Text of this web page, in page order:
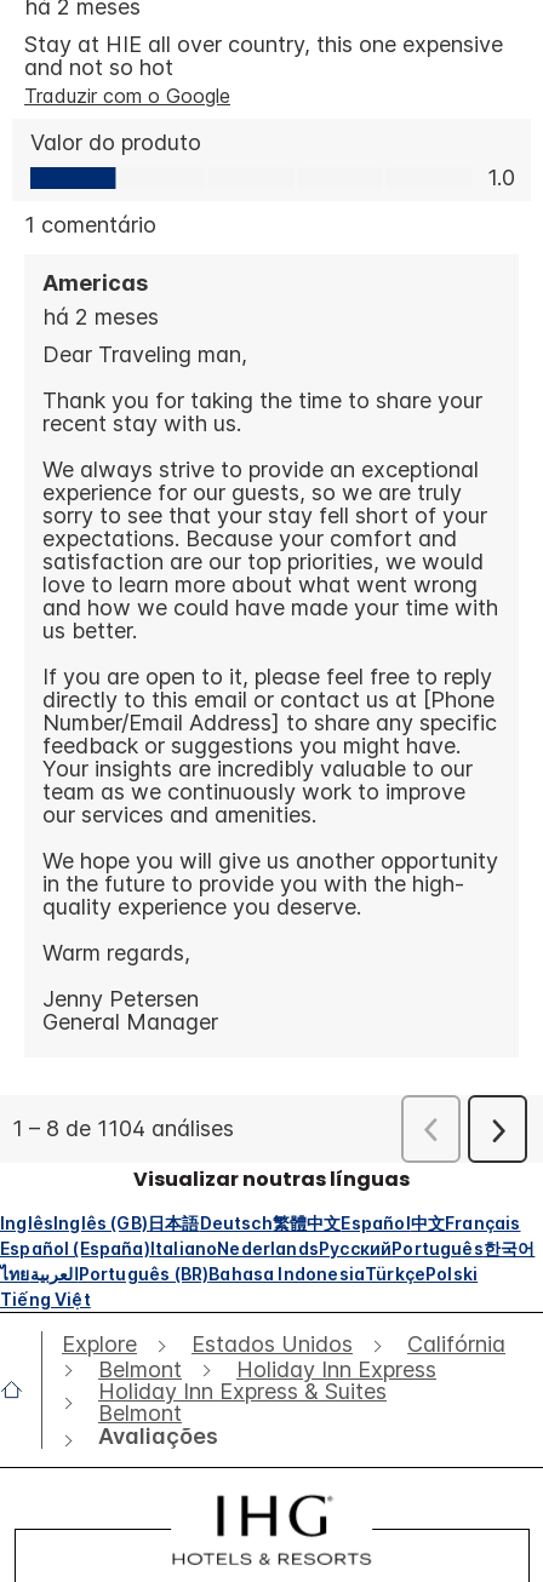
Visualizar noutras línguas
InglêsInglês (GB)日本語Deutsch繁體中文Español中文Français
Español (España)ItalianoNederlandsРусскийPortuguês한국어
ไทยالعربيةPortuguês (BR)Bahasa IndonesiaTürkçePolski
Tiếng Việt
Explore Estados Unidos
Califórnia
Belmont
Holiday Inn Express
Holiday Inn Express & Suites
Belmont
Avaliações